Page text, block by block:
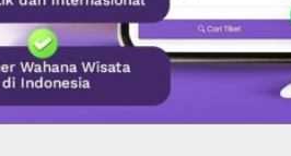
GLASS
HIDDEN GEM
Desa